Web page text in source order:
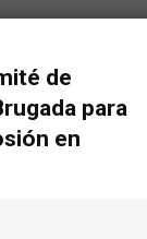
de
para
en